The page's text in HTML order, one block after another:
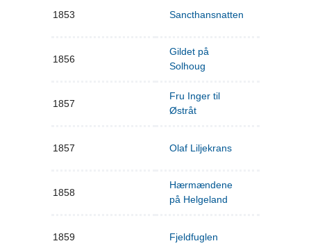
1853 Sancthansnatten
1856
Gildet på
Solhoug
1857
Fru Inger til
Østråt
1857 Olaf Liljekrans
1858
Hærmændene
på Helgeland
1859 Fjeldfuglen